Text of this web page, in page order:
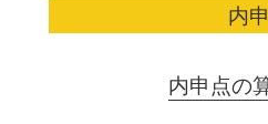
内
内申点の